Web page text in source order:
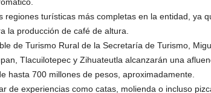
turísticas más completas en la entidad, ya
la producción de café de altura.
de Turismo Rural de la Secretaría de Turismo,
Tlacuilotepec y Zihuateutla alcanzarán una
hasta 700 millones de pesos, aproximadamente.
de experiencias como catas, molienda o incluso